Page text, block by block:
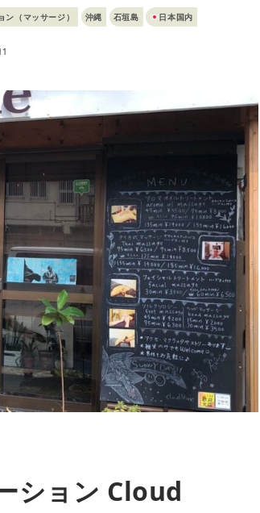
ン（マッサージ） 沖縄 石垣島 日本国内
ション Cloud